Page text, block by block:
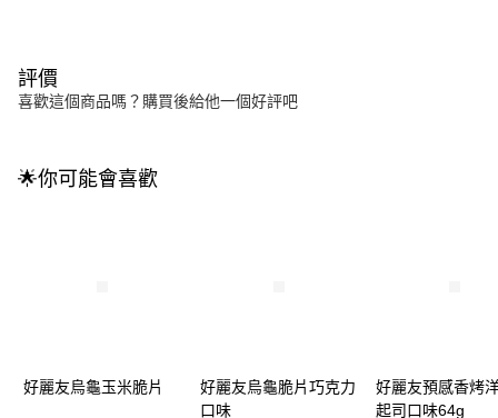
評價
喜歡這個商品嗎？購買後給他一個好評吧
🌟你可能會喜歡
好麗友烏龜玉米脆片
好麗友烏龜脆片巧克力
口味
好麗友預感香烤
起司口味64g